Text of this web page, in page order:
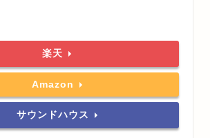
楽天
Amazon
サウンドハウス